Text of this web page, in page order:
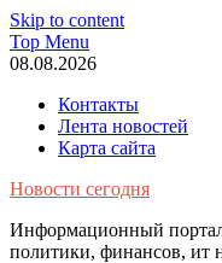
Skip to content
Top Menu
08.08.2026
Контакты
Лента новостей
Карта сайта
Новости сегодня
Информационный
политики, финансов, ит